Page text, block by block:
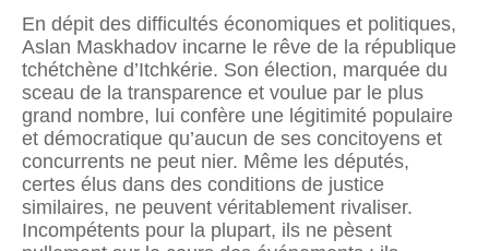
En dépit des difficultés économiques et politiques,
Aslan Maskhadov incarne le rêve de la république
tchétchène d’Itchkérie. Son élection, marquée du
sceau de la transparence et voulue par le plus
grand nombre, lui confère une légitimité populaire
et démocratique qu’aucun de ses concitoyens et
concurrents ne peut nier. Même les députés,
certes élus dans des conditions de justice
similaires, ne peuvent véritablement rivaliser.
Incompétents pour la plupart, ils ne pèsent